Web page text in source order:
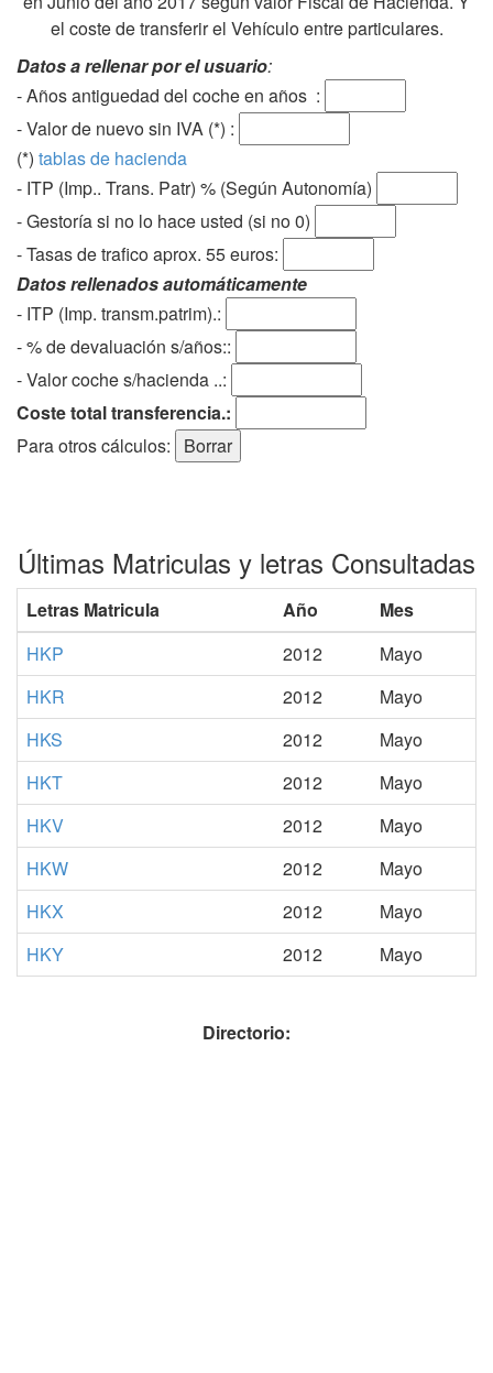
el coste de transferir el Vehículo entre particulares.
Datos a rellenar por el usuario:
- Años antiguedad del coche en años :
- Valor de nuevo sin IVA (*) :
(*) tablas de hacienda
- ITP (Imp.. Trans. Patr) % (Según Autonomía)
- Gestoría si no lo hace usted (si no 0)
-Tasas de trafico aprox. 55 euros:
Datos rellenados automáticamente
- ITP (Imp. transm.patrim).:
- % de devaluación s/años::
- Valor coche s/hacienda ..:
Coste total transferencia.:
Para otros cálculos:
Últimas Matriculas y letras Consultadas
Letras Matricula Año
Mes
HKP
2012
Mayo
HKR
2012
Mayo
HKS
2012
Mayo
HKT
2012
Mayo
HKV
2012
Mayo
HKW
2012
Mayo
HKX
2012
Mayo
HKY
2012 Mayo
Directorio: